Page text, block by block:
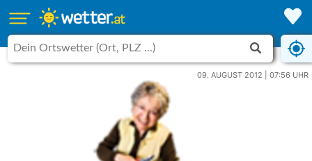
09. AUGUST 2012 | 07:56 UHR